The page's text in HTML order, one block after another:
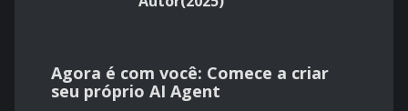
Agora é com você: Comece a criar
seu próprio AI Agent